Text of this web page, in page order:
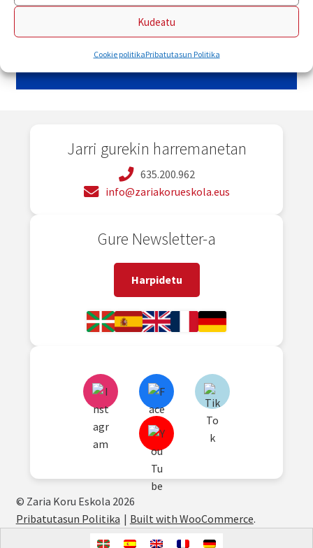
Kudeatu
Cookie politikaPribatutasun Politika
Jarri gurekin harremanetan
635.200.962
info@zariakorueskola.eus
Gure Newsletter-a
Harpidetu
© Zaria Koru Eskola 2026
Pribatutasun Politika
Built with WooCommerce.